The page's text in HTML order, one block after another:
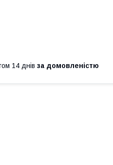
14 днів за домовленістю